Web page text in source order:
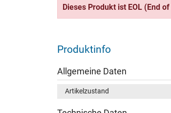
Dieses Produkt ist EOL (End
Produktinfo
Allgemeine Daten
Artikelzustand